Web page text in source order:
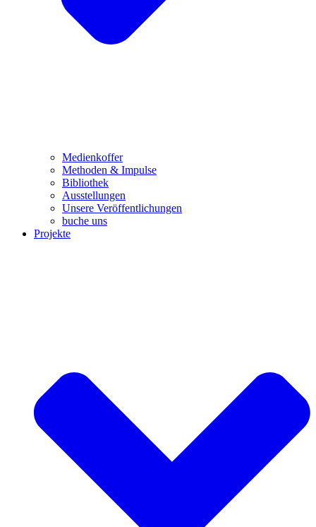
Medienkoffer
Methoden & Impulse
Bibliothek
Ausstellungen
Unsere Veröffentlichungen
buche uns
Projekte